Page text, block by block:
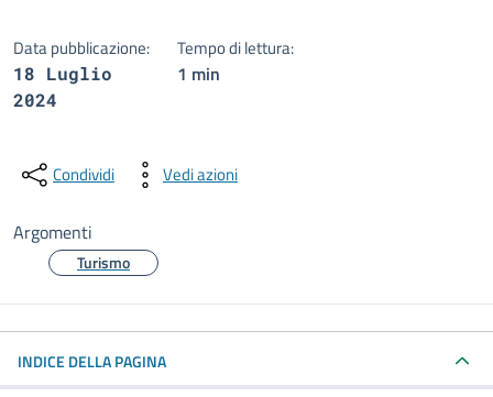
Data pubblicazione:
18 Luglio
2024
Tempo di lettura:
1 min
Condividi Vedi azioni
Argomenti
Turismo
INDICE DELLA PAGINA